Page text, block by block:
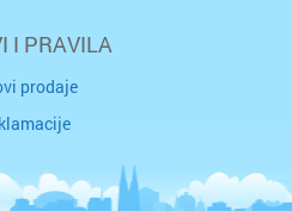
I PRAVILA
prodaje